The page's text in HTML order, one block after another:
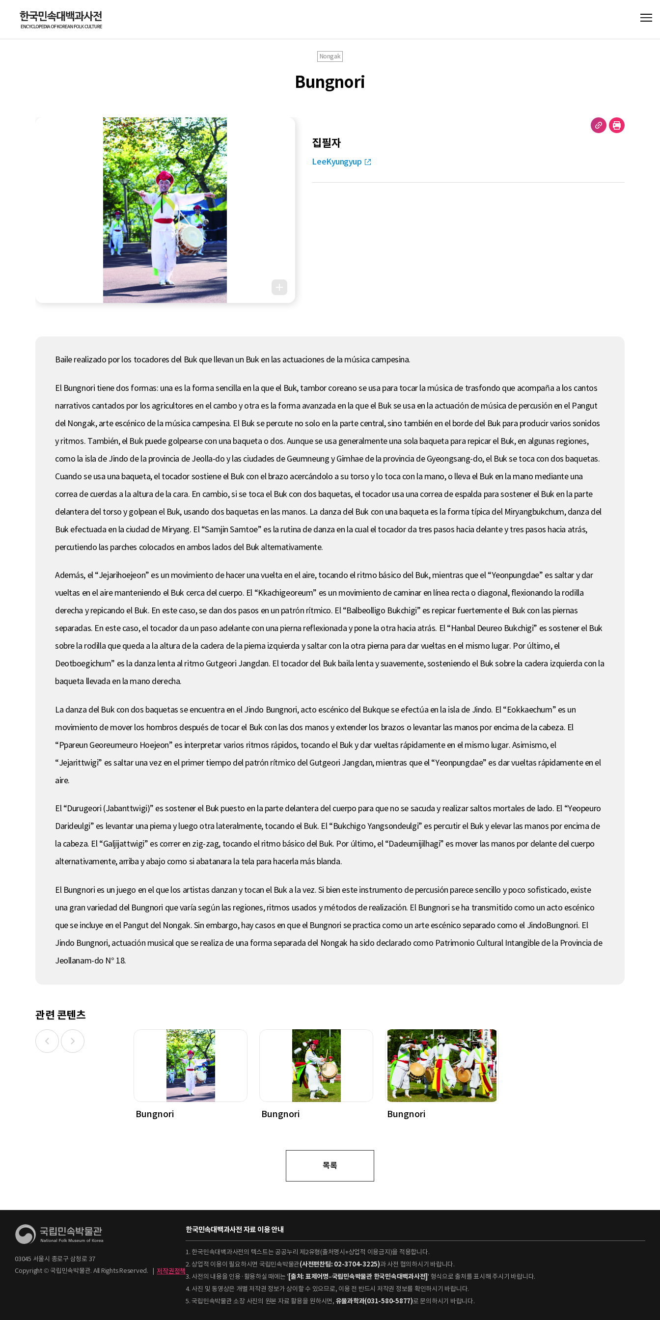
Nongak
Bungnori
집필자
LeeKyungyup
Baile realizado por los tocadores del Buk que llevan un Buk en las actuaciones de la música campesina.
El Bungnori tiene dos formas: una es la forma sencilla en la que el Buk, tambor coreano se usa para tocar la música de trasfondo que acompaña a los cantos
narrativos cantados por los agricultores en el cambo y otra es la forma avanzada en la que el Buk se usa en la actuación de música de percusión en el Pangut
del Nongak, arte escénico de la música campesina. El Buk se percute no solo en la parte central, sino también en el borde del Buk para producir varios sonidos
y ritmos. También, el Buk puede golpearse con una baqueta o dos. Aunque se usa generalmente una sola baqueta para repicar el Buk, en algunas regiones,
como la isla de Jindo de la provincia de Jeolla-do y las ciudades de Geumneung y Gimhae de la provincia de Gyeongsang-do, el Buk se toca con dos baquetas.
Cuando se usa una baqueta, el tocador sostiene el Buk con el brazo acercándolo a su torso y lo toca con la mano, o lleva el Buk en la mano mediante una
correa de cuerdas a la altura de la cara. En cambio, si se toca el Buk con dos baquetas, el tocador usa una correa de espalda para sostener el Buk en la parte
delantera del torso y golpean el Buk, usando dos baquetas en las manos. La danza del Buk con una baqueta es la forma típica del Miryangbukchum, danza del
Buk efectuada en la ciudad de Miryang. El “Samjin Samtoe” es la rutina de danza en la cual el tocador da tres pasos hacia delante y tres pasos hacia atrás,
percutiendo las parches colocados en ambos lados del Buk alternativamente.
Además, el “Jejarihoejeon” es un movimiento de hacer una vuelta en el aire, tocando el ritmo básico del Buk, mientras que el “Yeonpungdae” es saltar y dar
vueltas en el aire manteniendo el Buk cerca del cuerpo. El “Kkachigeoreum” es un movimiento de caminar en línea recta o diagonal, flexionando la rodilla
derecha y repicando el Buk. En este caso, se dan dos pasos en un patrón rítmico. El “Balbeolligo Bukchigi” es repicar fuertemente el Buk con las piernas
separadas. En este caso, el tocador da un paso adelante con una pierna reflexionada y pone la otra hacia atrás. El “Hanbal Deureo Bukchigi” es sostener el Buk
sobre la rodilla que queda a la altura de la cadera de la pierna izquierda y saltar con la otra pierna para dar vueltas en el mismo lugar. Por último, el
Deotboegichum” es la danza lenta al ritmo Gutgeori Jangdan. El tocador del Buk baila lenta y suavemente, sosteniendo el Buk sobre la cadera izquierda con la
baqueta llevada en la mano derecha.
La danza del Buk con dos baquetas se encuentra en el Jindo Bungnori, acto escénico del Bukque se efectúa en la isla de Jindo. El “Eokkaechum” es un
movimiento de mover los hombros después de tocar el Buk con las dos manos y extender los brazos o levantar las manos por encima de la cabeza. El
“Ppareun Georeumeuro Hoejeon” es interpretar varios ritmos rápidos, tocando el Buk y dar vueltas rápidamente en el mismo lugar. Asimismo, el
“Jejarittwigi” es saltar una vez en el primer tiempo del patrón rítmico del Gutgeori Jangdan, mientras que el “Yeonpungdae” es dar vueltas rápidamente en el
aire.
El “Durugeori (Jabanttwigi)” es sostener el Buk puesto en la parte delantera del cuerpo para que no se sacuda y realizar saltos mortales de lado. El “Yeopeuro
Darideulgi” es levantar una pierna y luego otra lateralmente, tocando el Buk. El “Bukchigo Yangsondeulgi” es percutir el Buk y elevar las manos por encima de
la cabeza. El “Galjijattwigi” es correr en zig-zag, tocando el ritmo básico del Buk. Por último, el “Dadeumijilhagi” es mover las manos por delante del cuerpo
alternativamente, arriba y abajo como si abatanara la tela para hacerla más blanda.
El Bungnori es un juego en el que los artistas danzan y tocan el Buk a la vez. Si bien este instrumento de percusión parece sencillo y poco sofisticado, existe
una gran variedad del Bungnori que varía según las regiones, ritmos usados y métodos de realización. El Bungnori se ha transmitido como un acto escénico
que se incluye en el Pangut del Nongak. Sin embargo, hay casos en que el Bungnori se practica como un arte escénico separado como el JindoBungnori. El
Jindo Bungnori, actuación musical que se realiza de una forma separada del Nongak ha sido declarado como Patrimonio Cultural Intangible de la Provincia de
Jeollanam-do N° 18.
관련 콘텐츠
Bungnori Bungnori Bungnori
목록
03045 서울시 종로구 삼청로 37
Copyright © 국립민속박물관. All Rights Reserved.
| 저작권정책
한국민속대백과사전 자료 이용 안내
1. 한국민속대백과사전의 텍스트는 공공누리 제2유형(출처명시+상업적 이용금지)을 적용합니다.
2. 상업적 이용이 필요하시면 국립민속박물관(사전편찬팀: 02-3704-3225)과 사전 협의하시기 바랍니다.
3. 사전의 내용을 인용·활용하실 때에는 ' [출처: 표제어명–국립민속박물관 한국민속대백과사전] ' 형식으로 출처를 표시해 주시기 바랍니다.
4. 사진 및 동영상은 개별 저작권 정보가 상이할 수 있으므로, 이용 전 반드시 저작권 정보를 확인하시기 바랍니다.
5. 국립민속박물관 소장 사진의 원본 자료 활용을 원하시면, 유물과학과(031-580-5877)로 문의하시기 바랍니다.